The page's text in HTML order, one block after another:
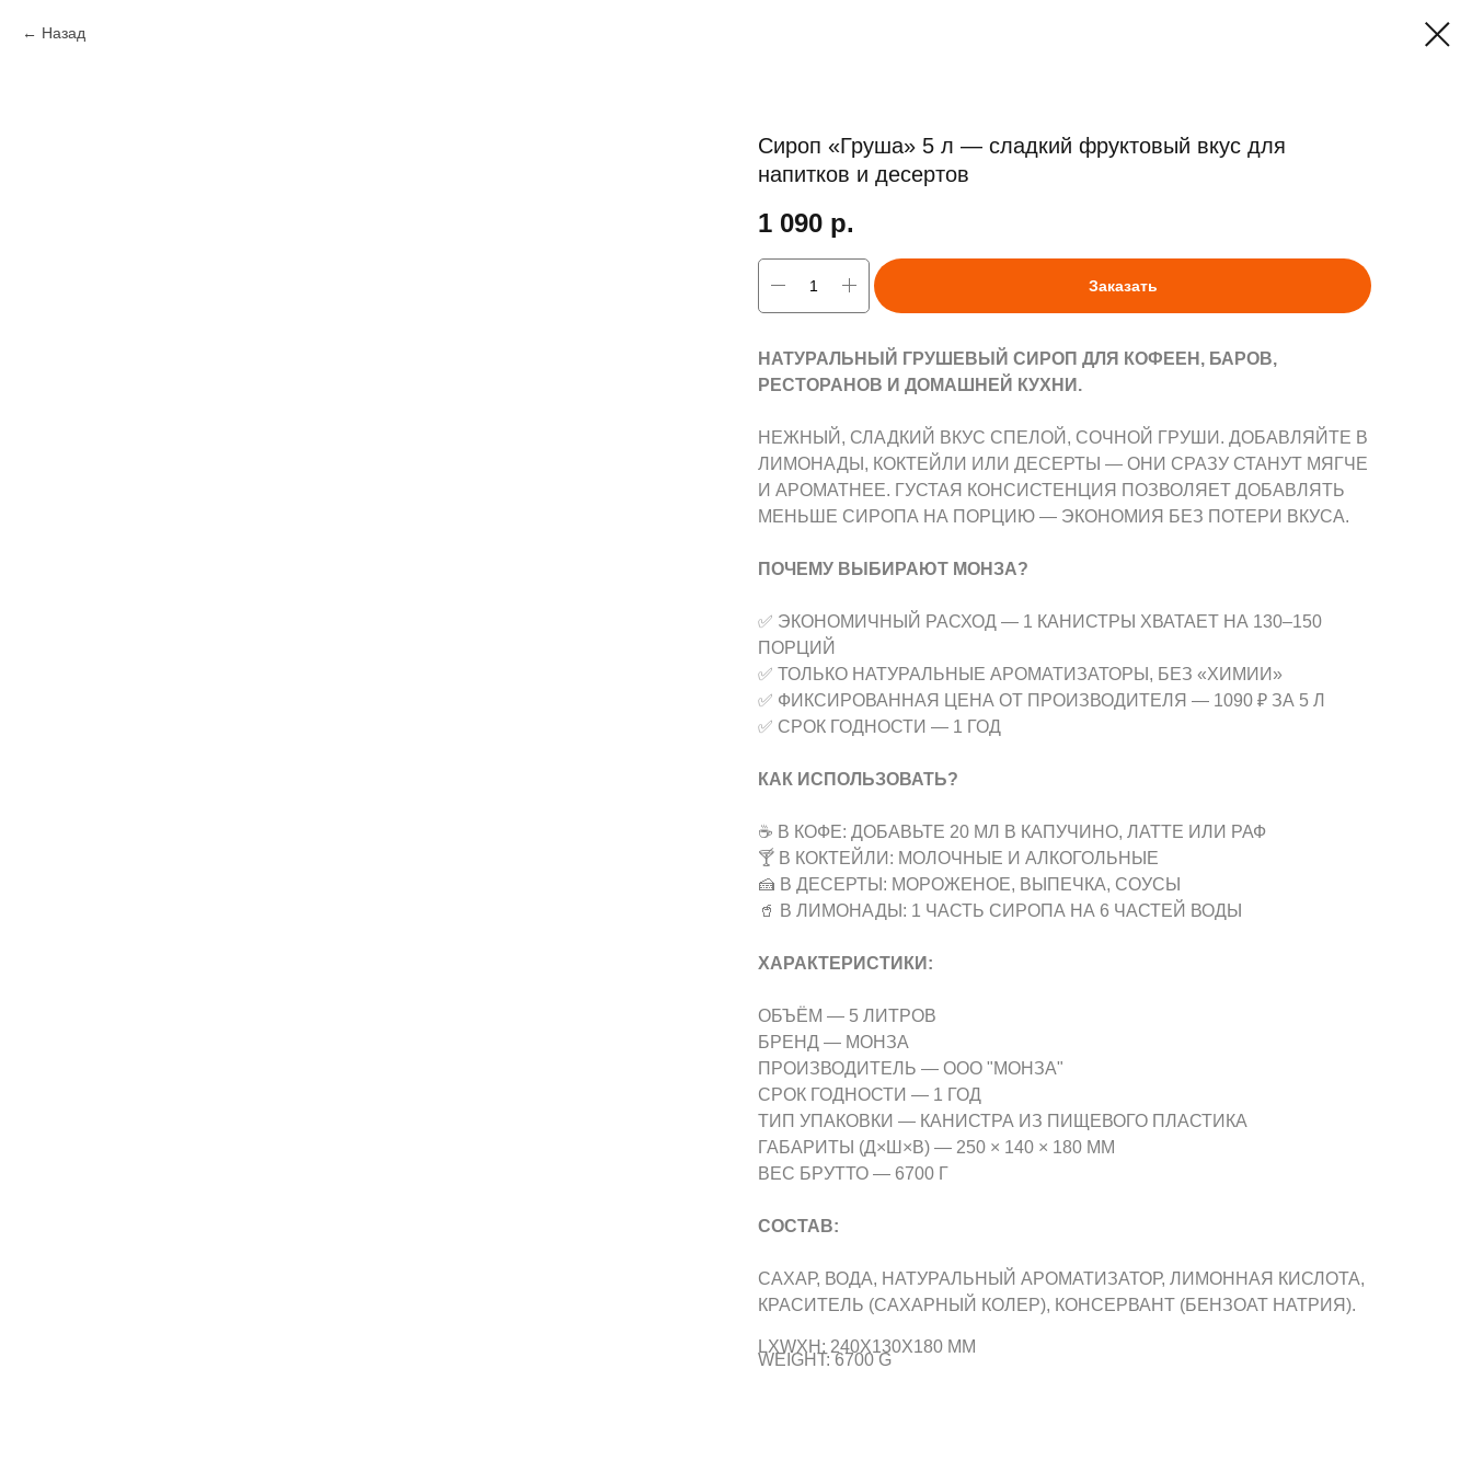
Назад
Сироп «Груша» 5 л — сладкий фруктовый вкус для
напитков и десертов
1 090 р.
Заказать
НАТУРАЛЬНЫЙ ГРУШЕВЫЙ СИРОП ДЛЯ КОФЕЕН, БАРОВ,
РЕСТОРАНОВ И ДОМАШНЕЙ КУХНИ.
НЕЖНЫЙ, СЛАДКИЙ ВКУС СПЕЛОЙ, СОЧНОЙ ГРУШИ. ДОБАВЛЯЙТЕ В
ЛИМОНАДЫ, КОКТЕЙЛИ ИЛИ ДЕСЕРТЫ — ОНИ СРАЗУ СТАНУТ МЯГЧЕ
И АРОМАТНЕЕ. ГУСТАЯ КОНСИСТЕНЦИЯ ПОЗВОЛЯЕТ ДОБАВЛЯТЬ
МЕНЬШЕ СИРОПА НА ПОРЦИЮ — ЭКОНОМИЯ БЕЗ ПОТЕРИ ВКУСА.
ПОЧЕМУ ВЫБИРАЮТ МОНЗА?
✅ ЭКОНОМИЧНЫЙ РАСХОД — 1 КАНИСТРЫ ХВАТАЕТ НА 130–150
ПОРЦИЙ
✅ ТОЛЬКО НАТУРАЛЬНЫЕ АРОМАТИЗАТОРЫ, БЕЗ «ХИМИИ»
✅ ФИКСИРОВАННАЯ ЦЕНА ОТ ПРОИЗВОДИТЕЛЯ — 1090 ₽ ЗА 5 Л
✅ СРОК ГОДНОСТИ — 1 ГОД
КАК ИСПОЛЬЗОВАТЬ?
☕ В КОФЕ: ДОБАВЬТЕ 20 МЛ В КАПУЧИНО, ЛАТТЕ ИЛИ РАФ
🍸 В КОКТЕЙЛИ: МОЛОЧНЫЕ И АЛКОГОЛЬНЫЕ
🍰 В ДЕСЕРТЫ: МОРОЖЕНОЕ, ВЫПЕЧКА, СОУСЫ
🥤 В ЛИМОНАДЫ: 1 ЧАСТЬ СИРОПА НА 6 ЧАСТЕЙ ВОДЫ
ХАРАКТЕРИСТИКИ:
ОБЪЁМ — 5 ЛИТРОВ
БРЕНД — МОНЗА
ПРОИЗВОДИТЕЛЬ — ООО "МОНЗА"
СРОК ГОДНОСТИ — 1 ГОД
ТИП УПАКОВКИ — КАНИСТРА ИЗ ПИЩЕВОГО ПЛАСТИКА
ГАБАРИТЫ (Д×Ш×В) — 250 × 140 × 180 ММ
ВЕС БРУТТО — 6700 Г
СОСТАВ:
САХАР, ВОДА, НАТУРАЛЬНЫЙ АРОМАТИЗАТОР, ЛИМОННАЯ КИСЛОТА,
КРАСИТЕЛЬ (САХАРНЫЙ КОЛЕР), КОНСЕРВАНТ (БЕНЗОАТ НАТРИЯ).
LXWXH: 240X130X180 MM
WEIGHT: 6700 G